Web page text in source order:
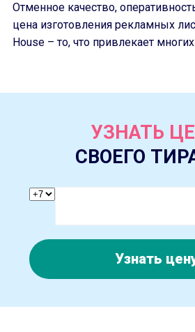
Отменное качество,
цена изготовления рекламных
House – то, что привлекает
УЗНАТЬ
СВОЕГО
Узнать